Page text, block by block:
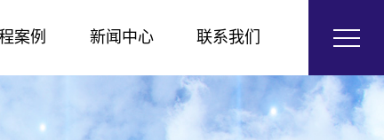
案例 新闻中心 联系我们